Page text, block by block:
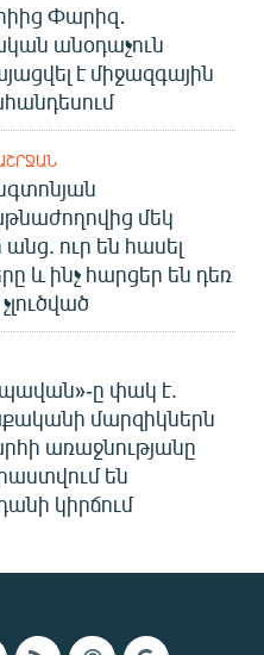
Փարիզ․
անօդաչուն
է միջազգային
մեկ
ուր են հասել
և ինչ հարցեր են դեռ
ը փակ է.
մարզիկներն
առաջնությանը
են
կիրճում